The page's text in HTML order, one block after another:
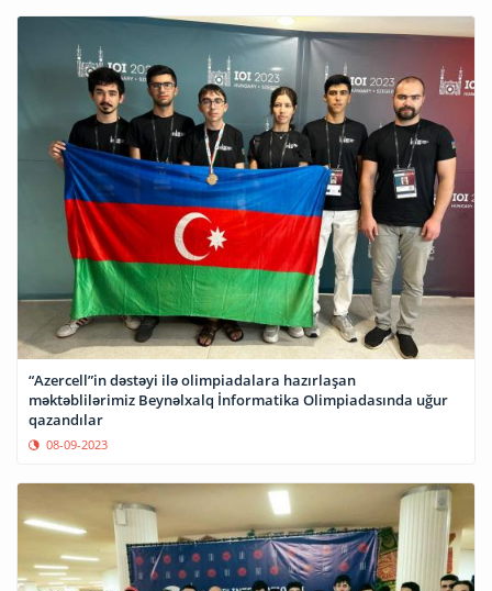
“Azercell”in dəstəyi ilə olimpiadalara hazırlaşan
məktəblilərimiz Beynəlxalq İnformatika Olimpiadasında uğur
qazandılar
08-09-2023